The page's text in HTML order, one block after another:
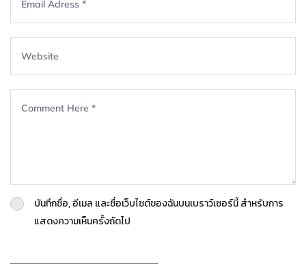
บันทึกชื่อ, อีเมล และชื่อเว็บไซต์ของฉันบนเบราว์เซอร์นี้ สำหรับการ
แสดงความเห็นครั้งถัดไป